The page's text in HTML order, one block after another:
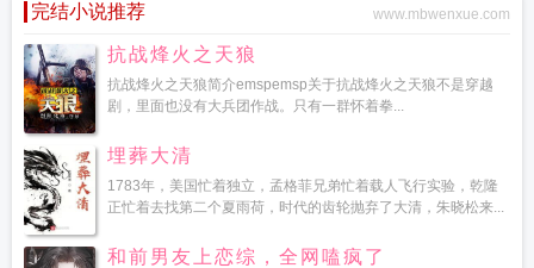
完结小说推荐 www.mbwenxue.com
抗战烽火之天狼
抗战烽火之天狼简介emspemsp关于抗战烽火之天狼不是穿越
剧，里面也没有大兵团作战。只有一群怀着拳...
埋葬大清
1783年，美国忙着独立，孟格菲兄弟忙着载人飞行实验，乾隆
正忙着去找第二个夏雨荷，时代的齿轮抛弃了大清，朱晓松来...
和前男友上恋综，全网嗑疯了